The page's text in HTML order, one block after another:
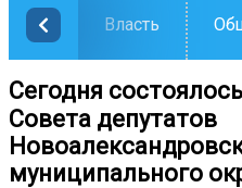
Власть
Сегодня
Совета депутатов
муниципального